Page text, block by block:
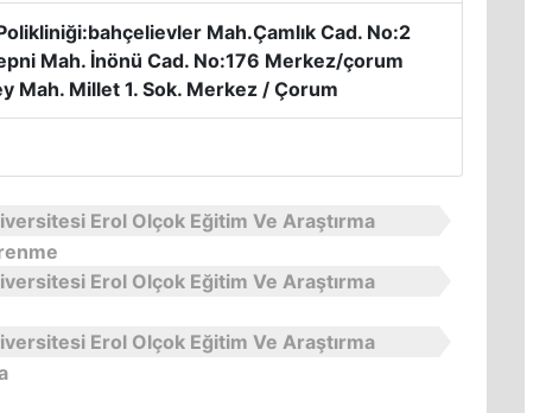
Mah.Çamlık Cad. No:2
Mah. İnönü Cad. No:176 Merkez/çorum
Mah. Millet 1. Sok. Merkez / Çorum
Erol Olçok Eğitim Ve Araştırma
Erol Olçok Eğitim Ve Araştırma
Erol Olçok Eğitim Ve Araştırma